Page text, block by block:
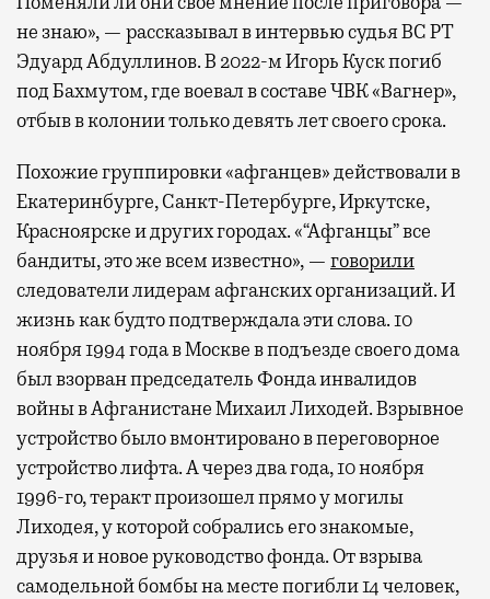
не знаю», — рассказывал в интервью судья ВС РТ
Эдуард Абдуллинов. В 2022-м Игорь Куск погиб
под Бахмутом, где воевал в составе ЧВК «Вагнер»,
отбыв в колонии только девять лет своего срока.
Похожие группировки «афганцев» действовали в
Екатеринбурге, Санкт-Петербурге, Иркутске,
Красноярске и других городах. «“Афганцы” все
бандиты, это же всем известно», — говорили
следователи лидерам афганских организаций. И
жизнь как будто подтверждала эти слова. 10
ноября 1994 года в Москве в подъезде своего дома
был взорван председатель Фонда инвалидов
войны в Афганистане Михаил Лиходей. Взрывное
устройство было вмонтировано в переговорное
устройство лифта. А через два года, 10 ноября
1996-го, теракт произошел прямо у могилы
Лиходея, у которой собрались его знакомые,
друзья и новое руководство фонда. От взрыва
самодельной бомбы на месте погибли 14 человек,